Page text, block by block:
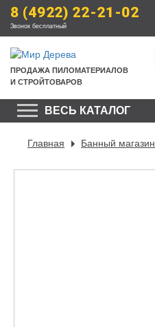
8 (4922) 22-21-02
Звонок бесплатный
ПРОДАЖА ПИЛОМАТЕРИАЛОВ
И СТРОЙТОВАРОВ
ВЕСЬ КАТАЛОГ
Главная Банный магазин